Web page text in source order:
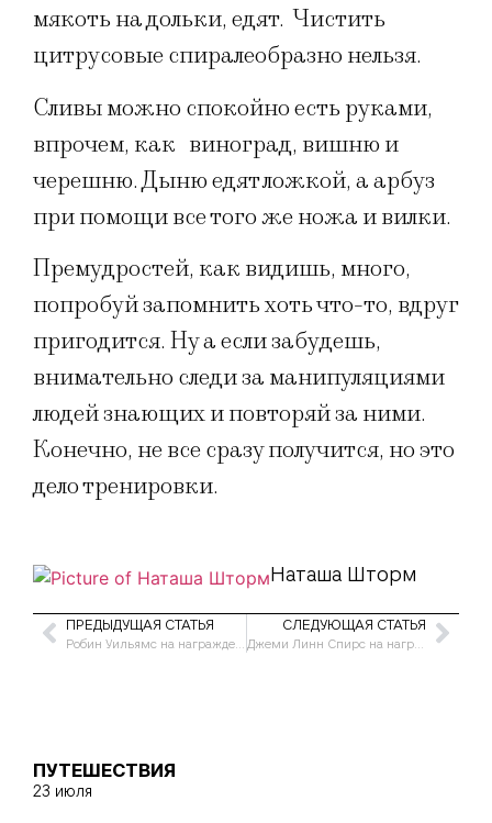
мякоть на дольки, едят. Чистить
цитрусовые спиралеобразно нельзя.
Сливы можно спокойно есть руками,
впрочем, как виноград, вишню и
черешню. Дыню едят ложкой, а арбуз
при помощи все того же ножа и вилки.
Премудростей, как видишь, много,
попробуй запомнить хоть что-то, вдруг
пригодится. Ну а если забудешь,
внимательно следи за манипуляциями
людей знающих и повторяй за ними.
Конечно, не все сразу получится, но это
дело тренировки.
Наташа Шторм
ПРЕДЫДУЩАЯ СТАТЬЯ СЛЕДУЮЩАЯ СТАТЬЯ
Джеми Линн Спирс на награждении
ПУТЕШЕСТВИЯ
23 июля